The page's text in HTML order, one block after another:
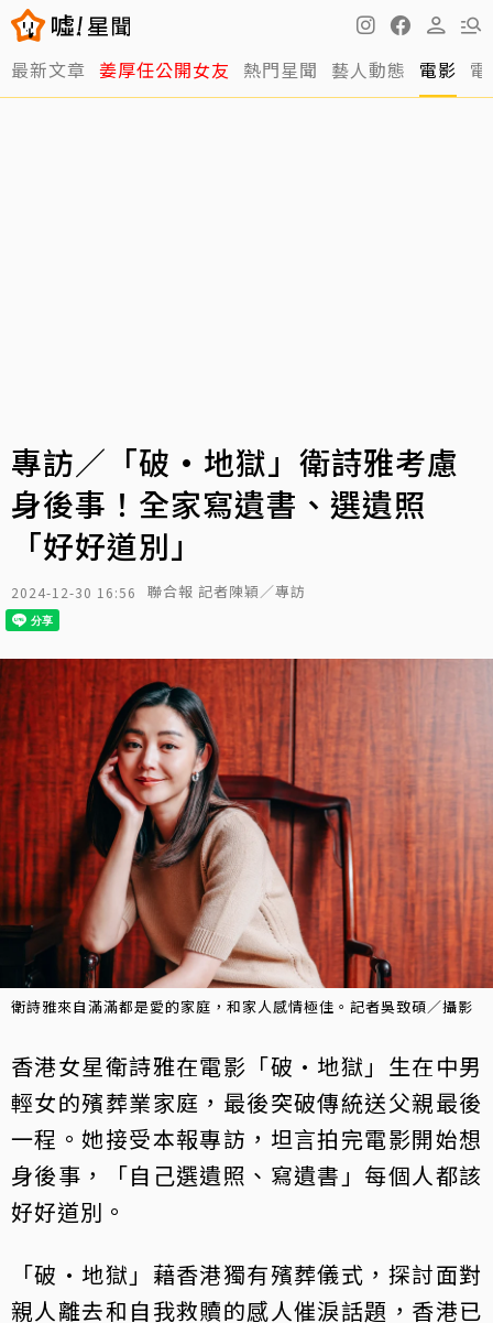
最新文章 姜厚任公開女友 熱門星聞 藝人動態 電影
專訪／「破·地獄」衛詩雅考慮
身後事！全家寫遺書、選遺照
「好好道別」
2024-12-30 16:56 聯合報 記者陳穎／專訪
衛詩雅來自滿滿都是愛的家庭，和家人感情極佳。記者吳致碩／攝影
香港女星衛詩雅在電影「破·地獄」生在中男
輕女的殯葬業家庭，最後突破傳統送父親最後
一程。她接受本報專訪，坦言拍完電影開始想
身後事，「自己選遺照、寫遺書」每個人都該
好好道別。
「破·地獄」藉香港獨有殯葬儀式，探討面對
親人離去和自我救贖的感人催淚話題，香港已